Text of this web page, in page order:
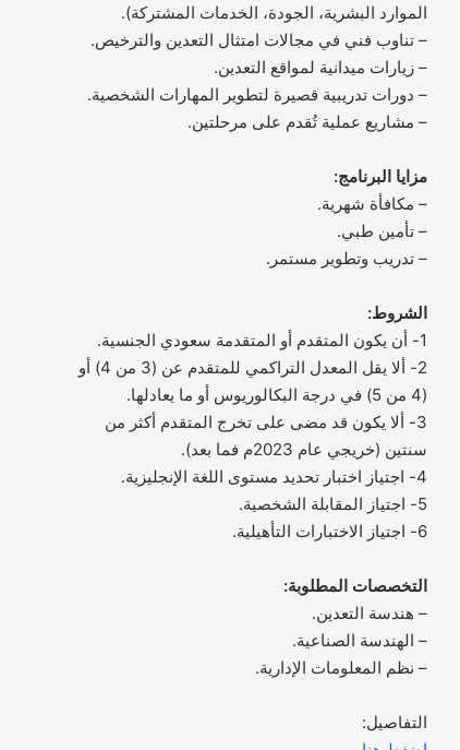
الموارد البشرية، الجودة، الخدمات المشتركة).
– تناوب فني في مجالات امتثال التعدين والترخيص.
– زيارات ميدانية لمواقع التعدين.
– دورات تدريبية قصيرة لتطوير المهارات الشخصية.
– مشاريع عملية تُقدم على مرحلتين.
مزايا البرنامج:
– مكافأة شهرية.
– تأمين طبي.
– تدريب وتطوير مستمر.
الشروط:
1- أن يكون المتقدم أو المتقدمة سعودي الجنسية.
2- ألا يقل المعدل التراكمي للمتقدم عن (3 من 4) أو
(4 من 5) في درجة البكالوريوس أو ما يعادلها.
3- ألا يكون قد مضى على تخرج المتقدم أكثر من
سنتين (خريجي عام 2023م فما بعد).
4- اجتياز اختبار تحديد مستوى اللغة الإنجليزية.
5- اجتياز المقابلة الشخصية.
6- اجتياز الاختبارات التأهيلية.
التخصصات المطلوبة:
– هندسة التعدين.
– الهندسة الصناعية.
– نظم المعلومات الإدارية.
التفاصيل: